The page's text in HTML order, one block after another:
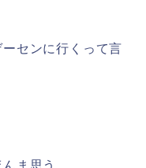
センに行くって言